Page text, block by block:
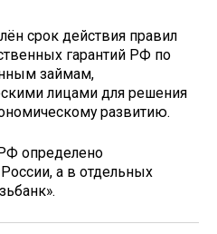
срок действия правил
гарантий РФ по
займам,
лицами для решения
развитию.
определено
а в отдельных